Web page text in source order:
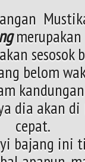
merupakan
sesosok
belom
dia akan
cepat.
bajang ini